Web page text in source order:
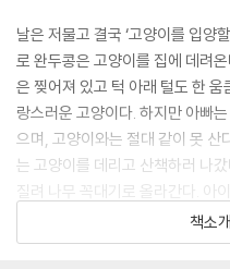
날은 저물고 결국 ‘고양이를 입양
로 완두콩은 고양이를 집에 데려
은 찢어져 있고 턱 아래 털도 한
랑스러운 고양이다. 하지만 아빠
으며, 고양이와는 절대 같이 못 산
는 고양이를 데리고 산책하러 나
질려 나무 꼭대기로 올라간다. 아
마음으로 고양이를 구슬려 보지
체 내려오지 않는다. 위태로운 나
책소